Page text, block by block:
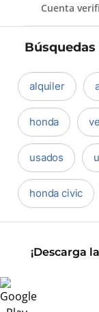
Cuenta
alquiler
honda
usados
honda civic
¡Descarga